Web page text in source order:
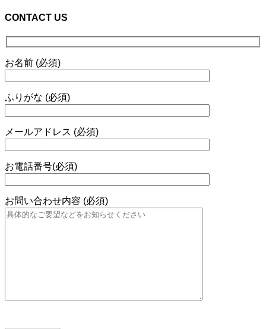
CONTACT US
お名前 (必須)
ふりがな (必須)
メールアドレス (必須)
お電話番号(必須)
お問い合わせ内容 (必須)